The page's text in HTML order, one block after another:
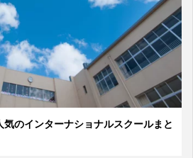
のインターナショナルスクールまと